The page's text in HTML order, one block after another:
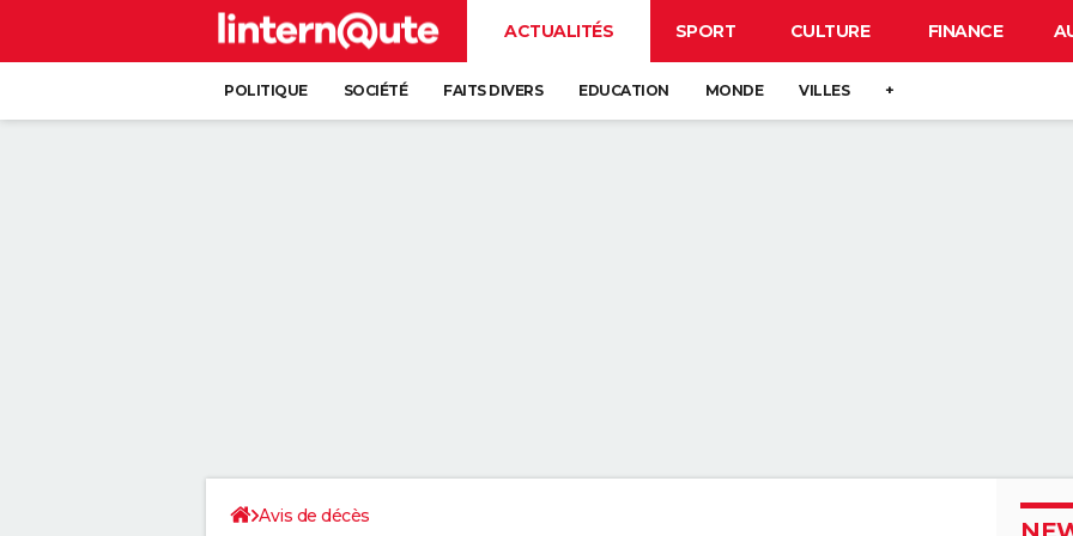
ACTUALITÉS SPORT CULTURE FINANCE
POLITIQUE SOCIÉTÉ FAITS DIVERS EDUCATION MONDE VILLES +
Avis de décès